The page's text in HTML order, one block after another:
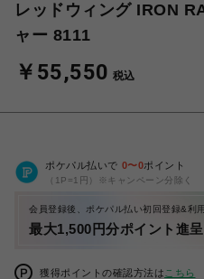
レッドウィング IRON
ャー 8111
￥55,550 税込
ポケパル払いで 0〜0ポイント
（1P=1円）※キャンペーン分除く
会員登録後、ポケパル払い初回登録&利
最大1,500円分ポイント進呈
獲得ポイントの確認方法は こちら